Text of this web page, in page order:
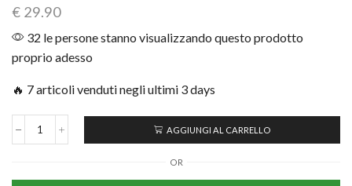
€ 29.90
32 le persone stanno visualizzando questo prodotto
proprio adesso
🔥 7 articoli venduti negli ultimi 3 days
AGGIUNGI AL CARRELLO
OR